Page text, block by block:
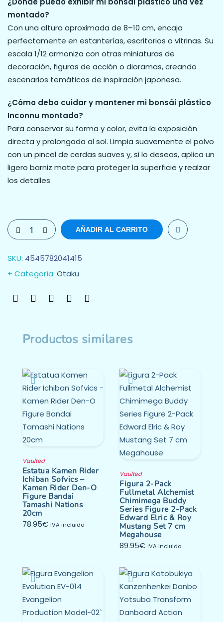
montado?
Con una altura aproximada de 8–10 cm, encaja
perfectamente en estanterías, escritorios o vitrinas. Su
escala 1/12 armoniza con otras miniaturas de
decoración, figuras de acción o dioramas, creando
escenarios temáticos de inspiración japonesa.
¿Cómo debo cuidar y mantener mi bonsái plástico
Inconnu montado?
Para conservar su forma y color, evita la exposición
directa y prolongada al sol. Limpia suavemente el polvo
con un pincel de cerdas suaves y, si lo deseas, aplica un
ligero barniz mate para proteger la superficie y realzar
los detalles
AÑADIR AL CARRITO
SKU: 4545782041415
Categoría: Otaku
Productos similares
Vaulted
Estatua Kamen Rider
Ichiban Sofvics –
Kamen Rider Den-O
Figure Bandai
Tamashi Nations
20cm
78.95€ IVA incluido
Vaulted
Figura 2-Pack
Fullmetal Alchemist
Chimimega Buddy
Series Figure 2-Pack
Edward Elric & Roy
Mustang Set 7 cm
Megahouse
89.95€ IVA incluido